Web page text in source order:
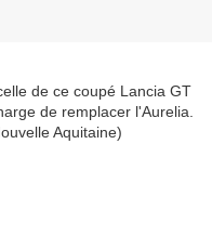
de ce coupé Lancia GT
de remplacer l'Aurelia.
Aquitaine)